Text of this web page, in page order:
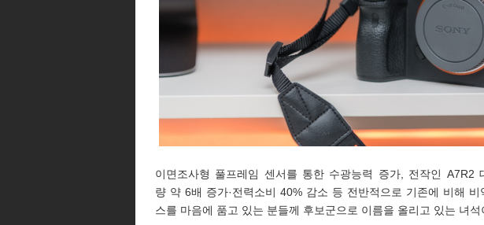
이면조사형 풀프레임 센서를 통한 수광능력 증가, 전작인 A7R2
량 약 6배 증가·전력소비 40% 감소 등 전반적으로 기존에 비해
스를 마음에 품고 있는 분들께 후보군으로 이름을 올리고 있는 녀석